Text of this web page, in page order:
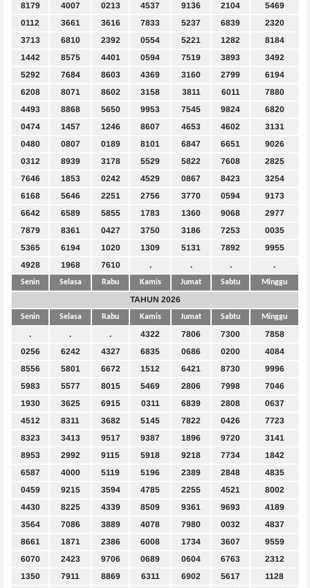
8179
4007 0213 4537 9136 2104
5469
0112
3661 3616 7833 5237 6839
2320
3713
6810 2392 0554 5221 1282
8184
1442
8575 4401 0594 7519 3893
3492
5292
7684 8603 4369 3160 2799
6194
6208
8071 8602 3158 3811 6011
7880
4493
8868 5650 9953 7545 9824
6820
0474
1457 1246 8607 4653 4602
3131
0480
0807 0189 8101 6847 6651
9026
0312
8939 3178 5529 5822 7608
2825
7646
1853 0242 4529 0867 8423
3254
6168
5646 2251 2756 3770 0594
9173
6642
6589 5855 1783 1360 9068
2977
7879
8361 0427 3750 3186 7253
0035
5365
6194 1020 1309 5131 7892
9955
4928
1968 7610 . . . .
Senin Selasa Rabu Kamis Jumat Sabtu Minggu
TAHUN 2026
Senin Selasa Rabu Kamis Jumat Sabtu Minggu
. . . 4322 7806 7300
7858
0256
6242 4327 6835 0686 0200
4084
8556
5801 6672 1512 6421 8730
9996
5983
5577 8015 5469 2806 7998
7046
1930
3625 6915 0311 6839 2808
0637
4512
8311 3682 5145 7822 0426
7723
8323
3413 9517 9387 1896 9720
3141
8953
2992 9115 5918 9218 7734
1842
6587
4000 5119 5196 2389 2848
4835
0459
9215 3594 4785 2255 4521
8002
4430
8225 4339 8509 9361 9693
4189
3564
7086 3889 4078 7980 0032
4837
8661
1871 2386 6008 1734 3607
9559
6070
2423 9706 0689 0604 6763
2312
1350
7911 8869 6311 6902 5617
1128